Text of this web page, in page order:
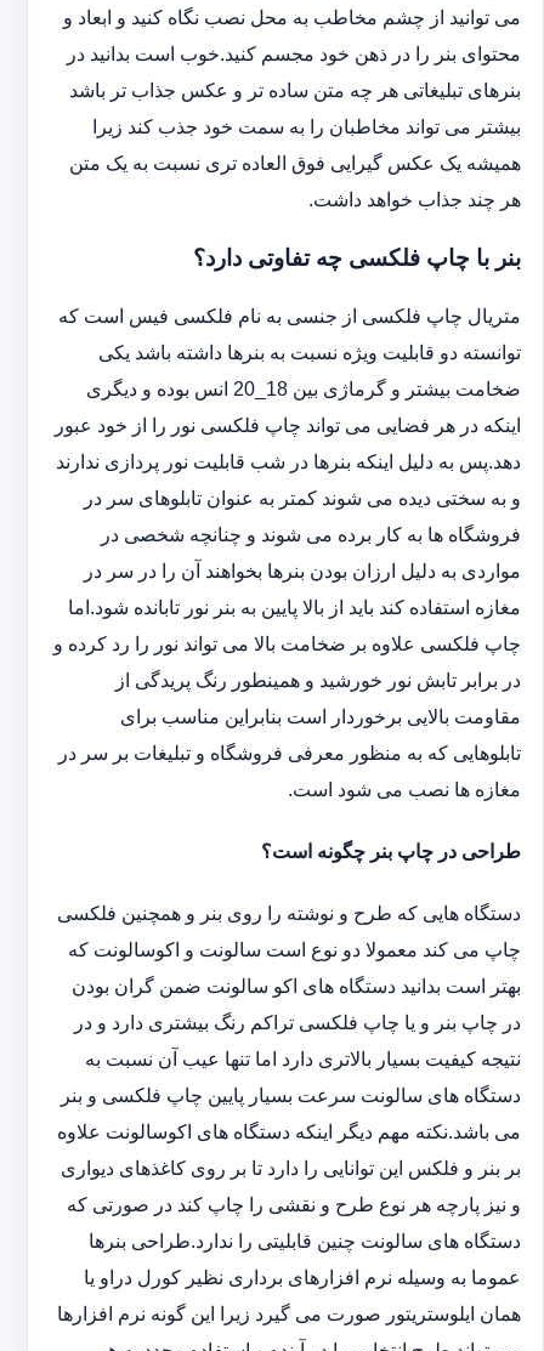
می توانید از چشم مخاطب به محل نصب نگاه کنید و ابعاد و
محتوای بنر را در ذهن خود مجسم کنید.خوب است بدانید در
بنرهای تبلیغاتی هر چه متن ساده تر و عکس جذاب تر باشد
بیشتر می تواند مخاطبان را به سمت خود جذب کند زیرا
همیشه یک عکس گیرایی فوق العاده تری نسبت به یک متن
هر چند جذاب خواهد داشت.
بنر با چاپ فلکسی چه تفاوتی دارد؟
متریال چاپ فلکسی از جنسی به نام فلکسی فیس است که
توانسته دو قابلیت ویژه نسبت به بنرها داشته باشد یکی
ضخامت بیشتر و گرماژی بین 18_20 انس بوده و دیگری
اینکه در هر فضایی می تواند چاپ فلکسی نور را از خود عبور
دهد.پس به دلیل اینکه بنرها در شب قابلیت نور پردازی ندارند
و به سختی دیده می شوند کمتر به عنوان تابلوهای سر در
فروشگاه ها به کار برده می شوند و چنانچه شخصی در
مواردی به دلیل ارزان بودن بنرها بخواهند آن را در سر در
مغازه استفاده کند باید از بالا پایین به بنر نور تابانده شود.اما
چاپ فلکسی علاوه بر ضخامت بالا می تواند نور را رد کرده و
در برابر تابش نور خورشید و همینطور رنگ پریدگی از
مقاومت بالایی برخوردار است بنابراین مناسب برای
تابلوهایی که به منظور معرفی فروشگاه و تبلیغات بر سر در
مغازه ها نصب می شود است.
طراحی در چاپ بنر چگونه است؟
دستگاه هایی که طرح و نوشته را روی بنر و همچنین فلکسی
چاپ می کند معمولا دو نوع است سالونت و اکوسالونت که
بهتر است بدانید دستگاه های اکو سالونت ضمن گران بودن
در چاپ بنر و یا چاپ فلکسی تراکم رنگ بیشتری دارد و در
نتیجه کیفیت بسیار بالاتری دارد اما تنها عیب آن نسبت به
دستگاه های سالونت سرعت بسیار پایین چاپ فلکسی و بنر
می باشد.نکته مهم دیگر اینکه دستگاه های اکوسالونت علاوه
بر بنر و فلکس این توانایی را دارد تا بر روی کاغذهای دیواری
و نیز پارچه هر نوع طرح و نقشی را چاپ کند در صورتی که
دستگاه های سالونت چنین قابلیتی را ندارد.طراحی بنرها
عموما به وسیله نرم افزارهای برداری نظیر کورل دراو یا
همان ایلوستریتور صورت می گیرد زیرا این گونه نرم افزارها